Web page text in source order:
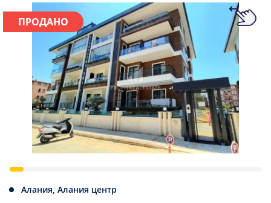
ПРОДАНО
Алания, Алания центр